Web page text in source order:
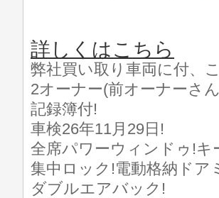
詳しくはこちら
弊社買い取り車両に付、
2オーナー(前オーナーさ
記録簿付!
車検26年11月29日!
全席パワーウィンドゥ!キ
集中ロック!電動格納ドア
ダブルエアバック!